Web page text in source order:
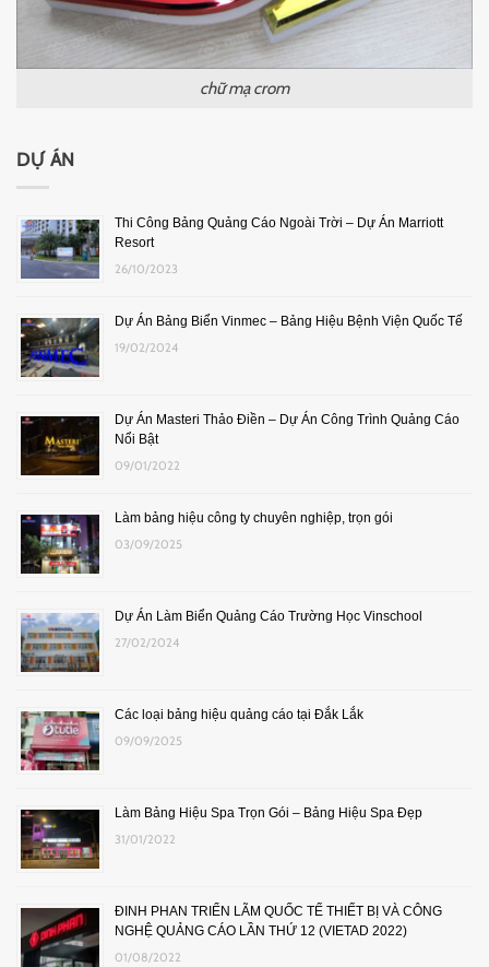
chữ mạ crom
DỰ ÁN
Thi Công Bảng Quảng Cáo Ngoài Trời – Dự Án Marriott
Resort
26/10/2023
Dự Án Bảng Biển Vinmec – Bảng Hiệu Bệnh Viện Quốc Tế
19/02/2024
Dự Án Masteri Thảo Điền – Dự Án Công Trình Quảng Cáo
Nổi Bật
09/01/2022
Làm bảng hiệu công ty chuyên nghiệp, trọn gói
03/09/2025
Dự Án Làm Biển Quảng Cáo Trường Học Vinschool
27/02/2024
Các loại bảng hiệu quảng cáo tại Đắk Lắk
09/09/2025
Làm Bảng Hiệu Spa Trọn Gói – Bảng Hiệu Spa Đẹp
31/01/2022
ĐINH PHAN TRIỂN LÃM QUỐC TẾ THIẾT BỊ VÀ CÔNG
NGHỆ QUẢNG CÁO LẦN THỨ 12 (VIETAD 2022)
01/08/2022